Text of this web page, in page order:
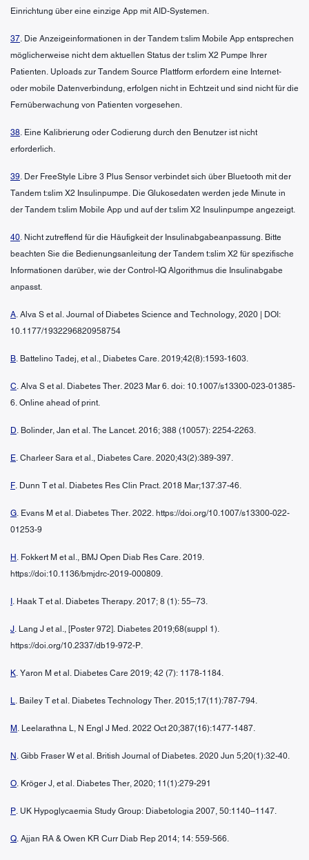
Einrichtung über eine einzige App mit AID-Systemen.
37. Die Anzeigeinformationen in der Tandem t:slim Mobile App entsprechen
möglicherweise nicht dem aktuellen Status der t:slim X2 Pumpe Ihrer
Patienten. Uploads zur Tandem Source Plattform erfordern eine Internet-
oder mobile Datenverbindung, erfolgen nicht in Echtzeit und sind nicht für die
Fernüberwachung von Patienten vorgesehen.
38. Eine Kalibrierung oder Codierung durch den Benutzer ist nicht
erforderlich.
39. Der FreeStyle Libre 3 Plus Sensor verbindet sich über Bluetooth mit der
Tandem t:slim X2 Insulinpumpe. Die Glukosedaten werden jede Minute in
der Tandem t:slim Mobile App und auf der t:slim X2 Insulinpumpe angezeigt.
40. Nicht zutreffend für die Häufigkeit der Insulinabgabeanpassung. Bitte
beachten Sie die Bedienungsanleitung der Tandem t:slim X2 für spezifische
Informationen darüber, wie der Control-IQ Algorithmus die Insulinabgabe
anpasst.
A. Alva S et al. Journal of Diabetes Science and Technology, 2020 | DOI:
10.1177/1932296820958754
B. Battelino Tadej, et al., Diabetes Care. 2019;42(8):1593-1603.
C. Alva S et al. Diabetes Ther. 2023 Mar 6. doi: 10.1007/s13300-023-01385-
6. Online ahead of print.
D. Bolinder, Jan et al. The Lancet. 2016; 388 (10057): 2254-2263.
E. Charleer Sara et al., Diabetes Care. 2020;43(2):389-397.
F. Dunn T et al. Diabetes Res Clin Pract. 2018 Mar;137:37-46.
G. Evans M et al. Diabetes Ther. 2022. https://doi.org/10.1007/s13300-022-
01253-9
H . Fokkert M et al., BMJ Open Diab Res Care. 2019.
https://doi:10.1136/bmjdrc-2019-000809.
. Haak T et al. Diabetes Therapy. 2017; 8 (1): 55–73.
J. Lang J et al., [Poster 972]. Diabetes 2019;68(suppl 1).
https://doi.org/10.2337/db19-972-P.
K. Yaron M et al. Diabetes Care 2019; 42 (7): 1178-1184.
L. Bailey T et al. Diabetes Technology Ther. 2015;17(11):787-794.
M . Leelarathna L, N Engl J Med. 2022 Oct 20;387(16):1477-1487.
N . Gibb Fraser W et al. British Journal of Diabetes. 2020 Jun 5;20(1):32-40.
O. Kröger J, et al. Diabetes Ther, 2020; 11(1):279-291
P. UK Hypoglycaemia Study Group: Diabetologia 2007, 50:1140–1147.
Q. Ajjan RA & Owen KR Curr Diab Rep 2014; 14: 559-566.